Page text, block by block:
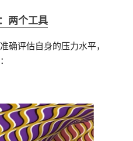
两个工具
确评估自身的压力水平，